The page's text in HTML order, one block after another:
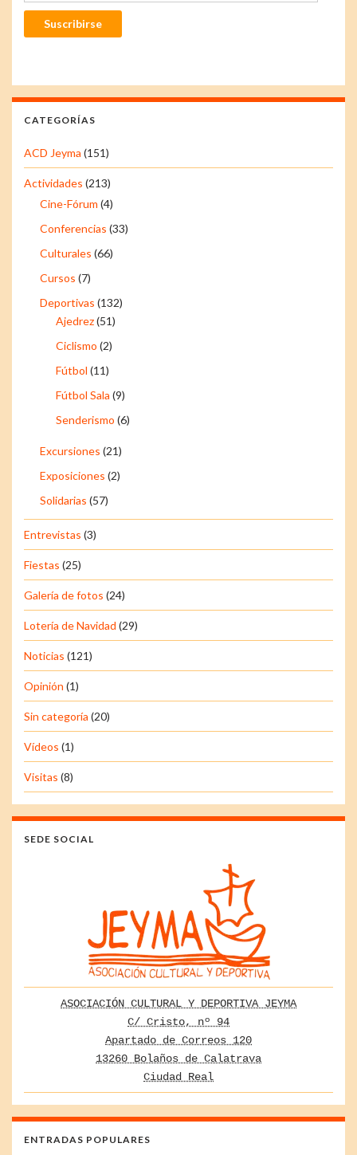
Suscribirse
CATEGORÍAS
ACD Jeyma (151)
Actividades (213)
Cine-Fórum (4)
Conferencias (33)
Culturales (66)
Cursos (7)
Deportivas (132)
Ajedrez(51)
Ciclismo (2)
Fútbol (11)
Fútbol Sala (9)
Senderismo (6)
Excursiones (21)
Exposiciones (2)
Solidarias (57)
Entrevistas (3)
Fiestas (25)
Galería de fotos (24)
Lotería de Navidad (29)
Noticias (121)
Opinión (1)
Sin categoría (20)
Vídeos (1)
Visitas (8)
SEDE SOCIAL
ASOCIACIÓN CULTURAL Y DEPORTIVA JEYMA
C/ Cristo, nº 94
Apartado de Correos 120
13260 Bolaños de Calatrava
Ciudad Real
ENTRADAS POPULARES